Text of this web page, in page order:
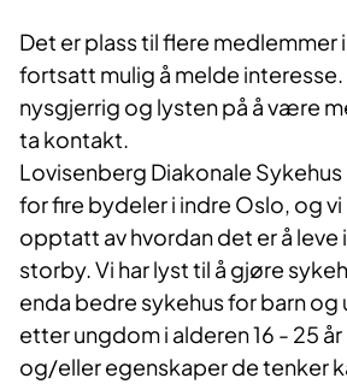
Det er plass til flere medlemmer
fortsatt mulig å melde interesse.
nysgjerrig og lysten på å være
ta kontakt.
Lovisenberg Diakonale
for fire bydeler i indre Oslo, og
opptatt av hvordan det er å leve
storby. Vi har lyst til å gjøre
enda bedre sykehus for barn
etter ungdom i alderen 16 - 25
og/eller egenskaper de tenker